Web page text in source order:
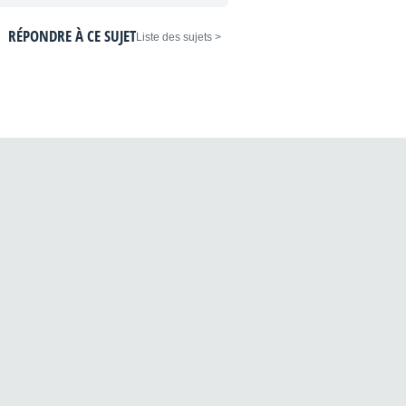
< Liste des sujets
RÉPONDRE À CE SUJET